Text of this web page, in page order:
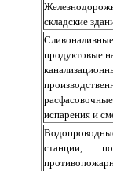
складские
продуктовые
испарения и
станции,